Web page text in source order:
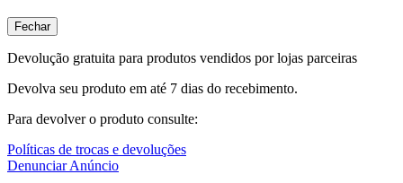
Fechar
Devolução gratuita para produtos vendidos por lojas parceiras
Devolva seu produto em até 7 dias do recebimento.
Para devolver o produto consulte:
Políticas de trocas e devoluções
Denunciar Anúncio